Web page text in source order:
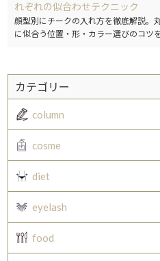
れぞれの似合わせテクニック
顔型別にチークの入れ方を徹底解説。
に似合う位置・形・カラー選びのコツ
カテゴリー
column
cosme
diet
eyelash
food